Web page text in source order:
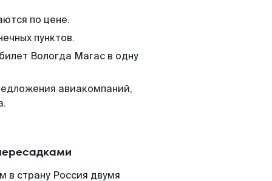
по цене.
пунктов.
Вологда Магас в одну
авиакомпаний,
в страну Россия двумя